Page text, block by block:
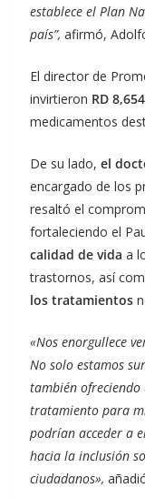
establece el Plan
país”, afirmó,
El director de
invirtieron RD
medicamentos
De su lado,el
encargado de los
resaltó el
fortaleciendo el
calidad de vida a
trastornos, así
los tratamientos
«Nos enorgullece
No solo estamos
también
tratamiento para
podrían acceder a
hacia la inclusión
ciudadanos»,